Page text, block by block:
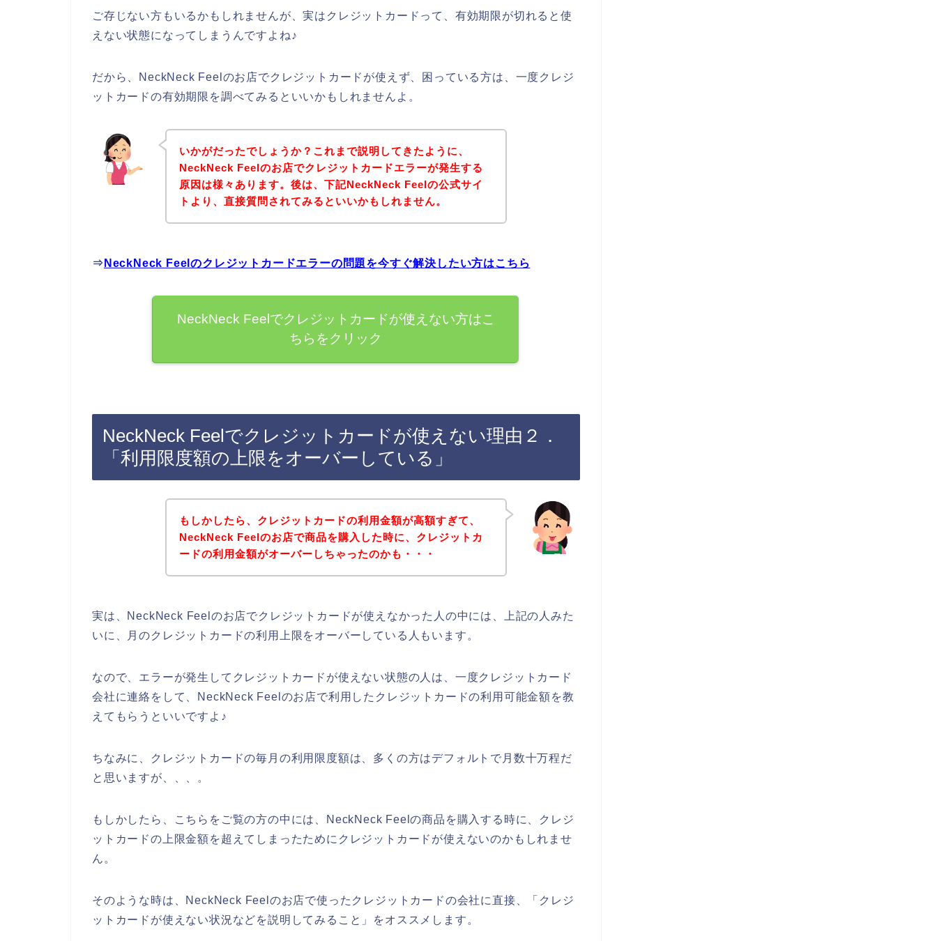
ご存じない方もいるかもしれませんが、実はクレジットカードって、有効期限が切れると使
えない状態になってしまうんですよね♪
だから、NeckNeck Feelのお店でクレジットカードが使えず、困っている方は、一度クレジ
ットカードの有効期限を調べてみるといいかもしれませんよ。
いかがだったでしょうか？これまで説明してきたように、
NeckNeck Feelのお店でクレジットカードエラーが発生する
原因は様々あります。後は、下記NeckNeck Feelの公式サイ
トより、直接質問されてみるといいかもしれません。
⇒ NeckNeck Feelのクレジットカードエラーの問題を今すぐ解決したい方はこちら
NeckNeck Feelでクレジットカードが使えない方はこ
ちらをクリック
NeckNeck Feelでクレジットカードが使えない理由２．
「利用限度額の上限をオーバーしている」
もしかしたら、クレジットカードの利用金額が高額すぎて、
NeckNeck Feelのお店で商品を購入した時に、クレジットカ
ードの利用金額がオーバーしちゃったのかも・・・
実は、NeckNeck Feelのお店でクレジットカードが使えなかった人の中には、上記の人みた
いに、月のクレジットカードの利用上限をオーバーしている人もいます。
なので、エラーが発生してクレジットカードが使えない状態の人は、一度クレジットカード
会社に連絡をして、NeckNeck Feelのお店で利用したクレジットカードの利用可能金額を教
えてもらうといいですよ♪
ちなみに、クレジットカードの毎月の利用限度額は、多くの方はデフォルトで月数十万程だ
と思いますが、、、。
もしかしたら、こちらをご覧の方の中には、NeckNeck Feelの商品を購入する時に、クレジ
ットカードの上限金額を超えてしまったためにクレジットカードが使えないのかもしれませ
ん。
そのような時は、NeckNeck Feelのお店で使ったクレジットカードの会社に直接、「クレジ
ットカードが使えない状況などを説明してみること」をオススメします。